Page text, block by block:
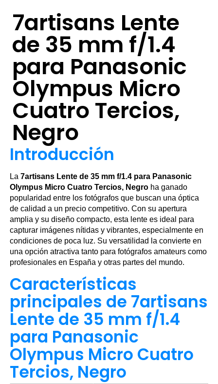
7artisans Lente
de 35 mm f/1.4
para Panasonic
Olympus Micro
Cuatro Tercios,
Negro
Introducción
La 7artisans Lente de 35 mm f/1.4 para Panasonic
Olympus Micro Cuatro Tercios, Negro ha ganado
popularidad entre los fotógrafos que buscan una óptica
de calidad a un precio competitivo. Con su apertura
amplia y su diseño compacto, esta lente es ideal para
capturar imágenes nítidas y vibrantes, especialmente en
condiciones de poca luz. Su versatilidad la convierte en
una opción atractiva tanto para fotógrafos amateurs como
profesionales en España y otras partes del mundo.
Características
principales de 7artisans
Lente de 35 mm f/1.4
para Panasonic
Olympus Micro Cuatro
Tercios, Negro